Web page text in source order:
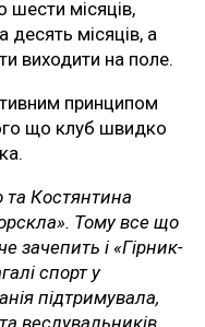
шести місяців,
місяців, а
виходити на поле.
принципом
що клуб швидко
та Костянтина
Тому все що
зачепить і «Гірник-
спорт у
підтримувала,